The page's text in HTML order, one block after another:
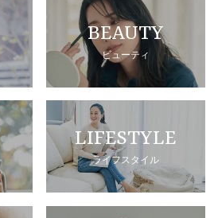
BEAUTY
ビューティ
LIFESTYLE
ライフスタイル